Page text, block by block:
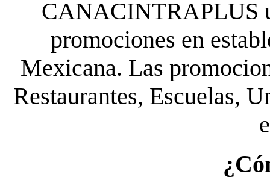
CANACINTRAPLUS
promociones en
Mexicana. Las
Restaurantes, Escuelas,